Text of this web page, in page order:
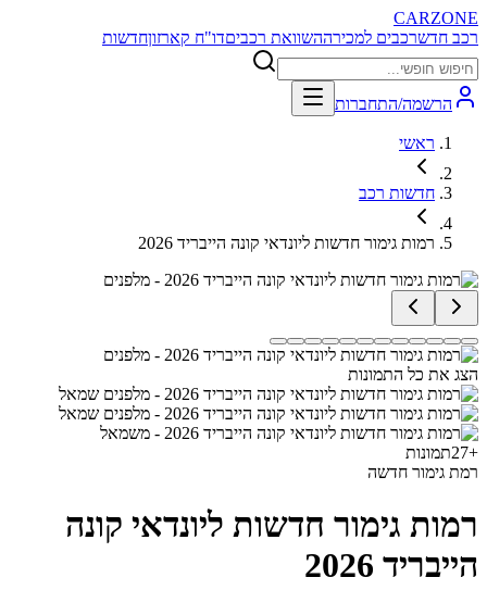
CARZONE
רכב חדשרכבים למכירההשוואת רכביםדו"ח קארזוןחדשות
הרשמה/התחברות
ראשי
חדשות רכב
רמות גימור חדשות ליונדאי קונה הייבריד 2026
הצג את כל התמונות
+
27תמונות
רמת גימור חדשה
רמות גימור חדשות ליונדאי קונה
הייבריד 2026